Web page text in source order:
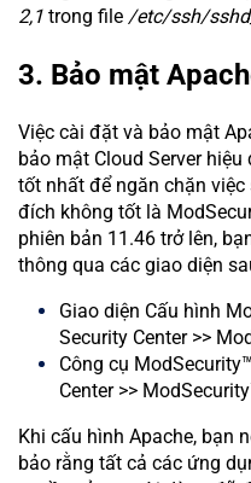
2,1 trong file /etc/ssh/
3. Bảo mật
Việc cài đặt và bảo mật
bảo mật Cloud Server
tốt nhất để ngăn chặn
đích không tốt là
phiên bản 11.46 trở lên,
thông qua các giao diện
Giao diện Cấu hình
Security Center >>
Công cụ
Center >>
Khi cấu hình Apache, bạn
bảo rằng tất cả các ứng